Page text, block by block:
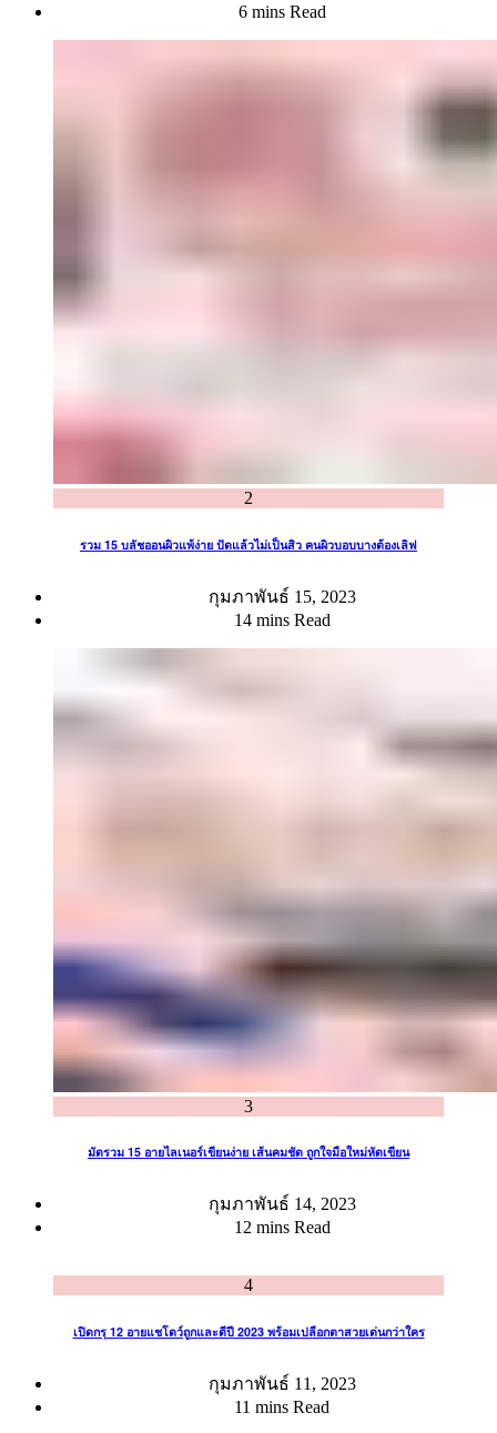
6 mins Read
2
รวม 15 บลัชออนผิวแพ้ง่าย ปัดแล้วไม่เป็นสิว คนผิวบอบบางต้องเลิฟ
กุมภาพันธ์ 15, 2023
14 mins Read
3
มัดรวม 15 อายไลเนอร์เขียนง่าย เส้นคมชัด ถูกใจมือใหม่หัดเขียน
กุมภาพันธ์ 14, 2023
12 mins Read
4
เปิดกรุ 12 อายแชโดว์ถูกและดีปี 2023 พร้อมเปลือกตาสวยเด่นกว่าใคร
กุมภาพันธ์ 11, 2023
11 mins Read